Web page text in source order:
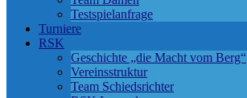
Testspielanfrage
Turniere
RSK
Geschichte „die Macht vom Berg“
Vereinsstruktur
Team Schiedsrichter